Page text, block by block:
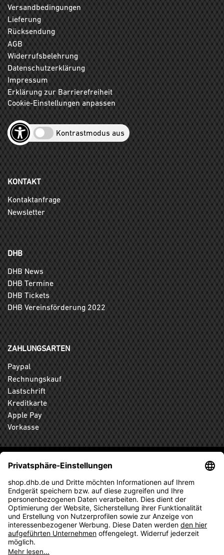
Versandbedingungen
Lieferung
Rücksendung
AGB
Widerrufsbelehrung
Datenschutzerklärung
Impressum
Erklärung zur Barrierefreiheit
Cookie-Einstellungen anpassen
Kontrastmodus aus
KONTAKT
Kontaktanfrage
Newsletter
DHB
DHB News
DHB Termine
DHB Tickets
DHB Vereinsförderung 2022
ZAHLUNGSARTEN
Paypal
Rechnungskauf
Lastschrift
Kreditkarte
Apple Pay
Vorkasse
ABONNIEREN SIE DEN KOSTENLOSEN DHB-FANSHOP
NEWSLETTER UND VERPASSEN SIE KEINE NEUIGKEIT ODER
AKTION MEHR.
ANMELDEN